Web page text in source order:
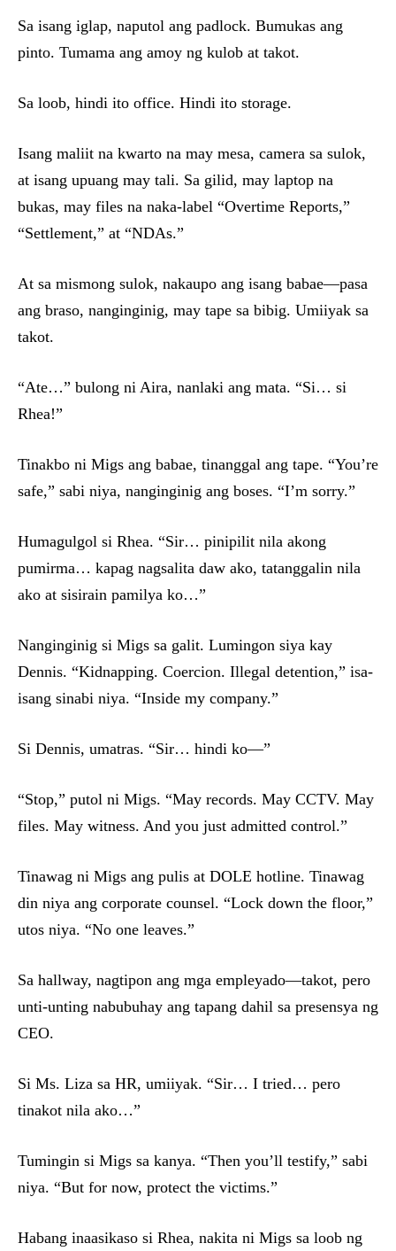
Sa isang iglap, naputol ang padlock. Bumukas ang
pinto. Tumama ang amoy ng kulob at takot.
Sa loob, hindi ito office. Hindi ito storage.
Isang maliit na kwarto na may mesa, camera sa sulok,
at isang upuang may tali. Sa gilid, may laptop na
bukas, may files na naka-label “Overtime Reports,”
“Settlement,” at “NDAs.”
At sa mismong sulok, nakaupo ang isang babae—pasa
ang braso, nanginginig, may tape sa bibig. Umiiyak sa
takot.
“Ate…” bulong ni Aira, nanlaki ang mata. “Si… si
Rhea!”
Tinakbo ni Migs ang babae, tinanggal ang tape. “You’re
safe,” sabi niya, nanginginig ang boses. “I’m sorry.”
Humagulgol si Rhea. “Sir… pinipilit nila akong
pumirma… kapag nagsalita daw ako, tatanggalin nila
ako at sisirain pamilya ko…”
Nanginginig si Migs sa galit. Lumingon siya kay
Dennis. “Kidnapping. Coercion. Illegal detention,” isa-
isang sinabi niya. “Inside my company.”
Si Dennis, umatras. “Sir… hindi ko—”
“Stop,” putol ni Migs. “May records. May CCTV. May
files. May witness. And you just admitted control.”
Tinawag ni Migs ang pulis at DOLE hotline. Tinawag
din niya ang corporate counsel. “Lock down the floor,”
utos niya. “No one leaves.”
Sa hallway, nagtipon ang mga empleyado—takot, pero
unti-unting nabubuhay ang tapang dahil sa presensya ng
CEO.
Si Ms. Liza sa HR, umiiyak. “Sir… I tried… pero
tinakot nila ako…”
Tumingin si Migs sa kanya. “Then you’ll testify,” sabi
niya. “But for now, protect the victims.”
Habang inaasikaso si Rhea, nakita ni Migs sa loob ng